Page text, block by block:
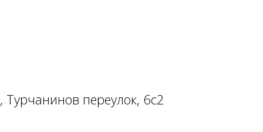
переулок, 6с2